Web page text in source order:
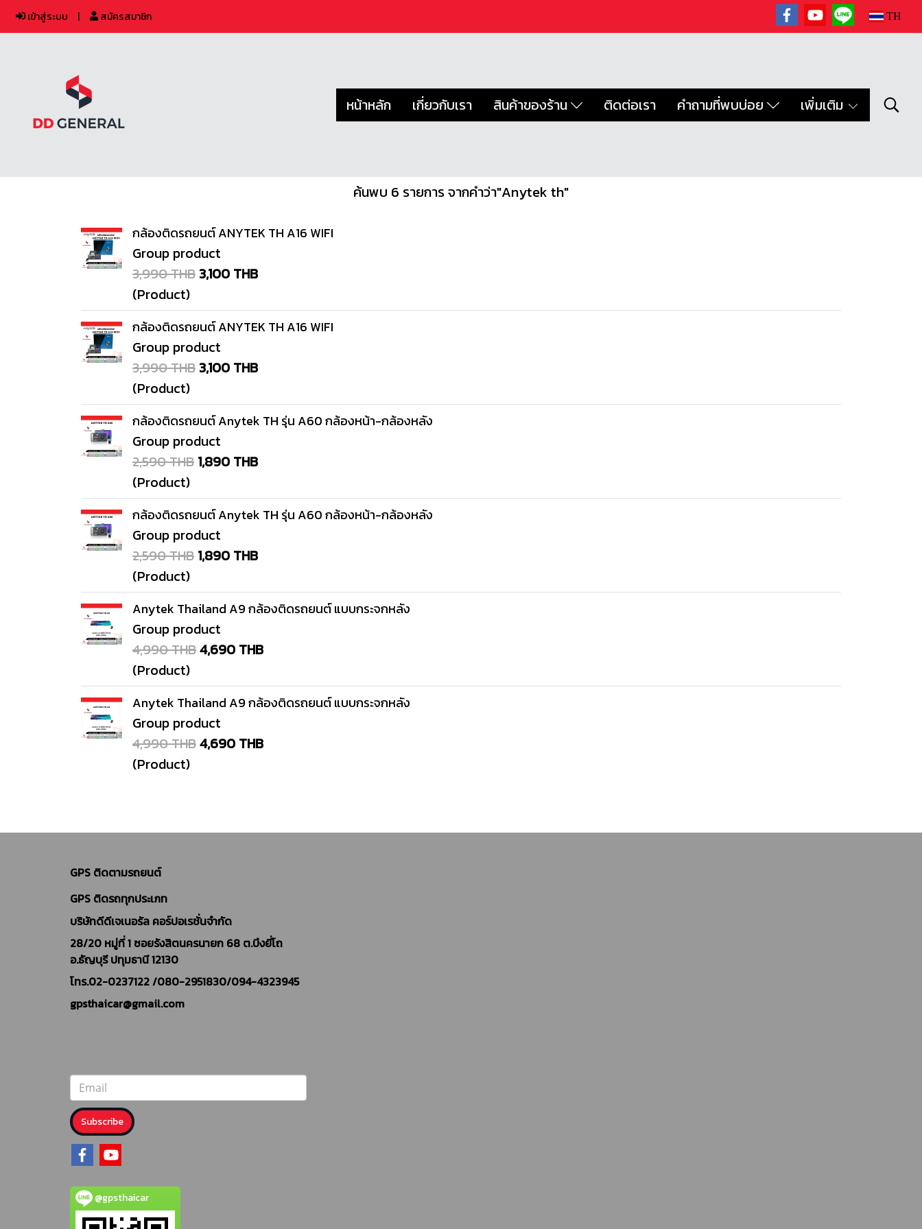
เข้าสู่ระบบ สมัครสมาชิก TH
หน้าหลัก เกี่ยวกับเรา สินค้าของร้าน ติดต่อเรา คำถามที่พบบ่อย เพิ่มเติม
ค้นพบ 6 รายการ จากคำว่า"Anytek th"
กล้องติดรถยนต์ ANYTEK TH A16 WIFI
Group product
3,990 THB 3,100 THB
(Product)
กล้องติดรถยนต์ ANYTEK TH A16 WIFI
Group product
3,990 THB 3,100 THB
(Product)
กล้องติดรถยนต์ Anytek TH รุ่น A60 กล้องหน้า-กล้องหลัง
Group product
2,590 THB 1,890 THB
(Product)
กล้องติดรถยนต์ Anytek TH รุ่น A60 กล้องหน้า-กล้องหลัง
Group product
2,590 THB 1,890 THB
(Product)
Anytek Thailand A9 กล้องติดรถยนต์ แบบกระจกหลัง
Group product
4,990 THB4,690 THB
(Product)
Anytek Thailand A9 กล้องติดรถยนต์ แบบกระจกหลัง
Group product
4,990 THB4,690 THB
(Product)
GPS ติดตามรถยนต์
GPS ติดรถทุกประเภท
บริษัทดีดีเจเนอรัล คอร์ปอเรชั่นจำกัด
28/20 หมู่ที่ 1 ซอยรังสิตนครนายก 68 ต.บึงยี่โถ
อ.ธัญบุรี ปทุมธานี 12130
โทร.02-0237122 /080-2951830/094-4323945
gpsthaicar@gmail.com
Subscribe
@gpsthaicar